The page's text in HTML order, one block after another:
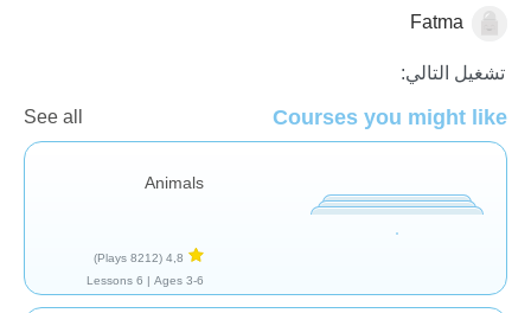
الجغرافياFatma
تشغيل التالي:
Courses you might like
See all
Animals
4,8
(8212 Plays)
Ages 3-6 |
6 Lessons